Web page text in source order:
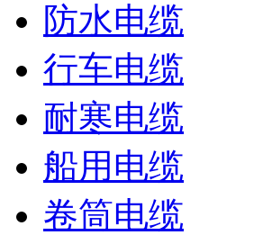
防水电缆
行车电缆
耐寒电缆
船用电缆
卷筒电缆